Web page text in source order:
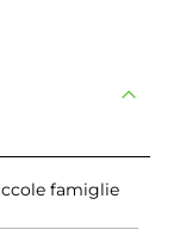
famiglie